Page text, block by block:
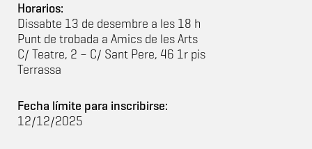
Horarios:
Dissabte 13 de desembre a les 18 h
Punt de trobada a Amics de les Arts
C/ Teatre, 2 – C/ Sant Pere, 46 1r pis
Terrassa
Fecha límite para inscribirse:
12/12/2025